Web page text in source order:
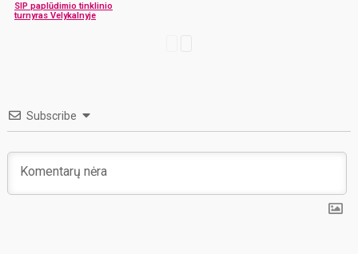
SIP paplūdimio tinklinio
turnyras Velykalnyje
Subscribe